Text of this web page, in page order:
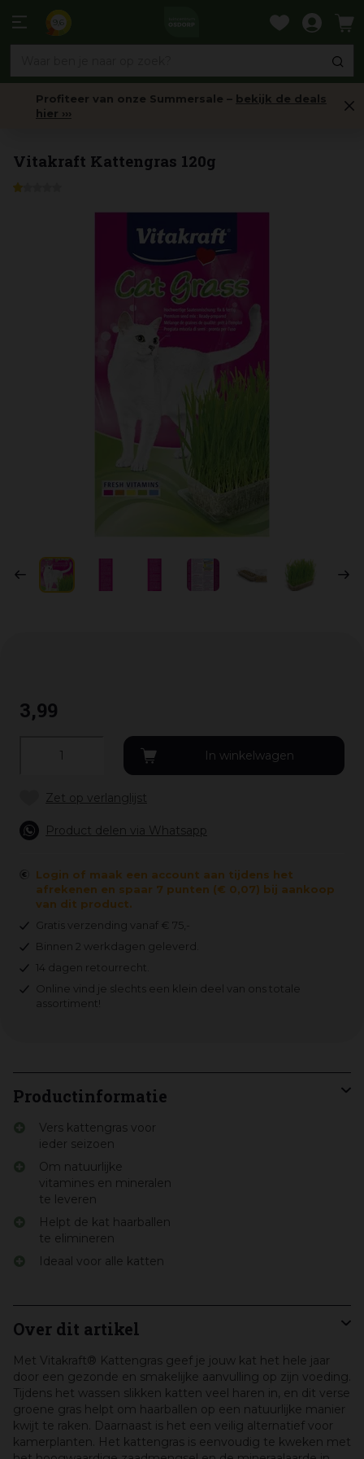
naar
Profiteer van onze Summersale – bekijk de deals
hier ›››
Vitakraft Kattengras 120g
3,99
Product delen via Whatsapp
Login of maak een account aan tijdens het
afrekenen en spaar 7 punten (€ 0,07) bij aankoop
van dit product.
Gratis verzending vanaf € 75,-
Binnen 2 werkdagen geleverd.
14 dagen retourrecht.
Online vind je slechts een klein deel van ons totale
assortiment!
Productinformatie
Vers kattengras voor
ieder seizoen
Om natuurlijke
vitamines en mineralen
te leveren
Helpt de kat haarballen
te elimineren
Ideaal voor alle katten
Over dit artikel
Met Vitakraft® Kattengras geef je jouw kat het hele jaar
door een gezonde en smakelijke aanvulling op zijn voeding.
Tijdens het wassen slikken katten veel haren in, en dit verse
groene gras helpt om haarballen op een natuurlijke manier
kwijt te raken. Daarnaast is het een veilig alternatief voor
kamerplanten. Het kattengras is eenvoudig te kweken met